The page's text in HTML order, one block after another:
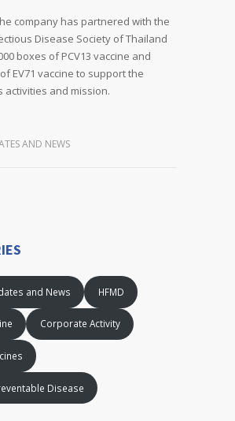
company has partnered with the
Disease Society of Thailand
boxes of PCV13 vaccine and
EV71 vaccine to support the
activities and mission.
AND NEWS
and News HFMD
Corporate Activity
Disease